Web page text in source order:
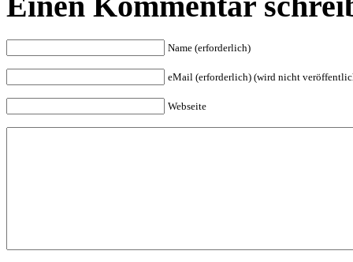
Name (erforderlich)
eMail (erforderlich) (wird nicht
Webseite